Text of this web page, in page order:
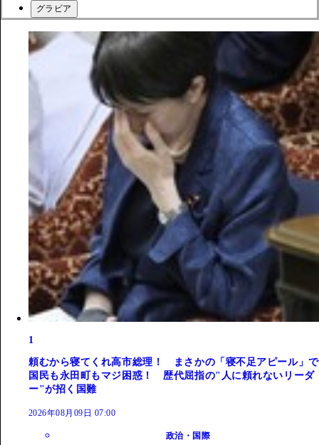
グラビア
1
頼むから寝てくれ高市総理！ まさかの「寝不足アピール」で
国民も永田町もマジ困惑！ 歴代屈指の"人に頼れないリーダ
ー"が招く国難
2026年08月09日 07:00
政治・国際